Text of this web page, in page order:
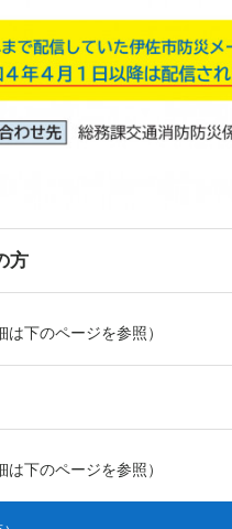
方
は下のページを参照）
は下のページを参照）